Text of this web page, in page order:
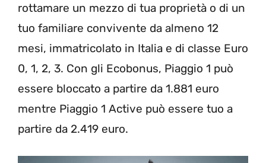
rottamare un mezzo di tua proprietà o di un
tuo familiare convivente da almeno 12
mesi, immatricolato in Italia e di classe Euro
0, 1, 2, 3. Con gli Ecobonus, Piaggio 1 può
essere bloccato a partire da 1.881 euro
mentre Piaggio 1 Active può essere tuo a
partire da 2.419 euro.